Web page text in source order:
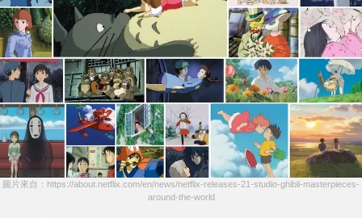
圖片來自：https://about.netflix.com/en/news/netflix-releases-21-studio-ghibli-masterpieces-
around-the-world